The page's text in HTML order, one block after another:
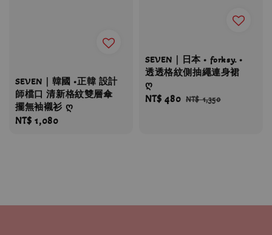
SEVEN｜韓國 •正韓 設計
師檔口 清新格紋雙層傘
擺無袖襯衫 ღ
Regular
NT$ 1,080
SEVEN｜日本 • forksy. •
透透格紋側抽繩連身裙
ღ
Sale
NT$ 480 Regular
NT$ 1,350